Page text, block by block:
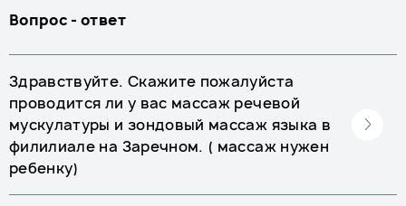
Вопрос - ответ
Здравствуйте. Скажите пожалуйста
проводится ли у вас массаж речевой
мускулатуры и зондовый массаж языка в
филилиале на Заречном. ( массаж нужен
ребенку)